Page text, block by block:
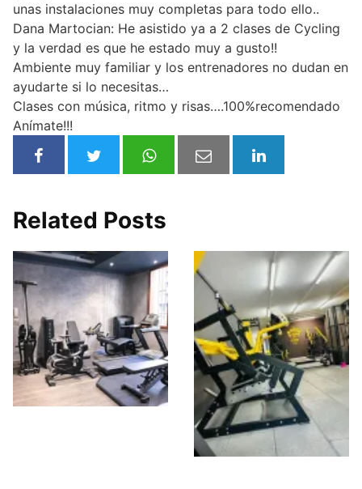
unas instalaciones muy completas para todo ello..
Dana Martocian: He asistido ya a 2 clases de Cycling
y la verdad es que he estado muy a gusto!!
Ambiente muy familiar y los entrenadores no dudan en
ayudarte si lo necesitas…
Clases con música, ritmo y risas….100%recomendado
Anímate!!!
Related Posts